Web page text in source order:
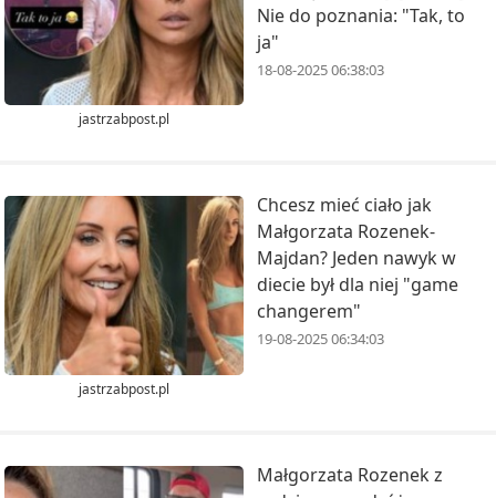
jastrzabpost.pl
Nie do poznania: "Tak, to
ja"
18-08-2025 06:38:03
jastrzabpost.pl
Chcesz mieć ciało jak
Małgorzata Rozenek-
Majdan? Jeden nawyk w
diecie był dla niej "game
changerem"
19-08-2025 06:34:03
Małgorzata Rozenek z